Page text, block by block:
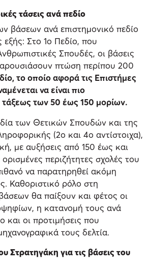
τάσεις ανά πεδίο
βάσεων ανά επιστημονικό πεδίο
Στο 1ο Πεδίο, που
Σπουδές, οι βάσεις
πτώση περίπου 200
το οποίο αφορά τις Επιστήμες
να είναι πιο
τάξεως των 50 έως 150 μορίων.
των Θετικών Σπουδών και της
(2ο και 4ο αντίστοιχα),
με αυξήσεις από 150 έως και
περιζήτητες σχολές του
να παρατηρηθεί ακόμη
Καθοριστικό ρόλο στη
θα παίξουν και φέτος οι
η κατανομή τους ανά
και οι προτιμήσεις που
τους δελτία.
Στρατηγάκη για τις βάσεις του